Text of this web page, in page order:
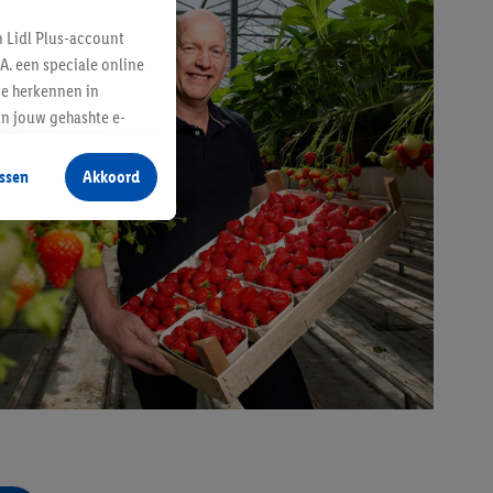
Lidl Plus-account
een speciale online
herkennen in
jouw gehashte e-
producten waarin je
te plaatsen
verschillende
jouw gehashte e-
kunnen worden
vergelijkbare
in te
Akkoord